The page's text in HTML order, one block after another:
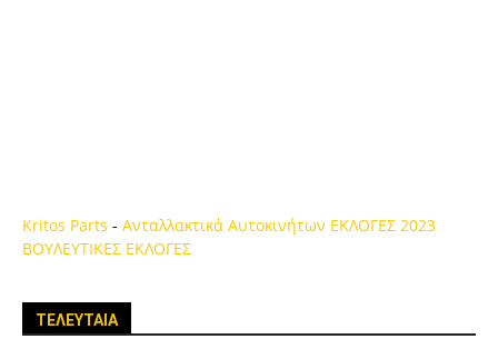
Kritos Parts - Ανταλλακτικά Αυτοκινήτων ΕΚΛΟΓΕΣ 2023
ΒΟΥΛΕΥΤΙΚΕΣ ΕΚΛΟΓΕΣ
ΤΕΛΕΥΤΑΙΑ